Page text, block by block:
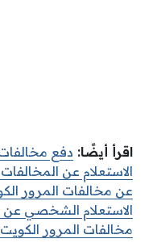
اقرأ أيضًا: دفع
الاستعلام عن
عن مخالفات المرور
الاستعلام الشخصي عن
مخالفات المرور